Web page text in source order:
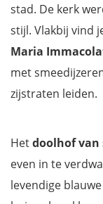
stad. De kerk
stijl. Vlakbij vind
Maria
met
zijstraten leiden.
Hetdoolhof
even in te
levendige